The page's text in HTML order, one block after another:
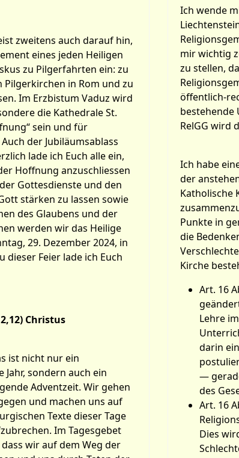
zweitens auch darauf hin,
eines jeden Heiligen
zu Pilgerfahrten ein: zu
in Rom und zu
Im Erzbistum Vaduz wird
die Kathedrale St.
sein und für
der Jubiläumsablass
lade ich Euch alle ein,
Hoffnung anzuschliessen
Gottesdienste und den
stärken zu lassen sowie
des Glaubens und der
werden wir das Heilige
29. Dezember 2024, in
dieser Feier lade ich Euch
Christus
ist nicht nur ein
sondern auch ein
Adventzeit. Wir gehen
und machen uns auf
Texte dieser Tage
Im Tagesgebet
wir auf dem Weg der
Ich wende
mir wichtig
zu stellen,
öffentlich-
bestehende
RelGG wird
Ich habe
der
Katholische
Punkte in
die
Kirche
Art. 16
Lehre
darin
—
des
Art. 16
Dies